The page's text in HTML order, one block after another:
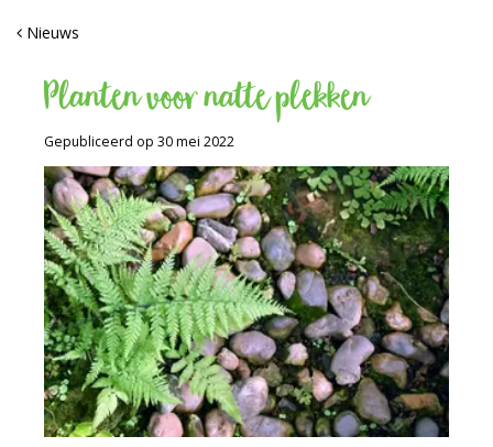
Nieuws
Planten voor natte plekken
Gepubliceerd op 30 mei 2022